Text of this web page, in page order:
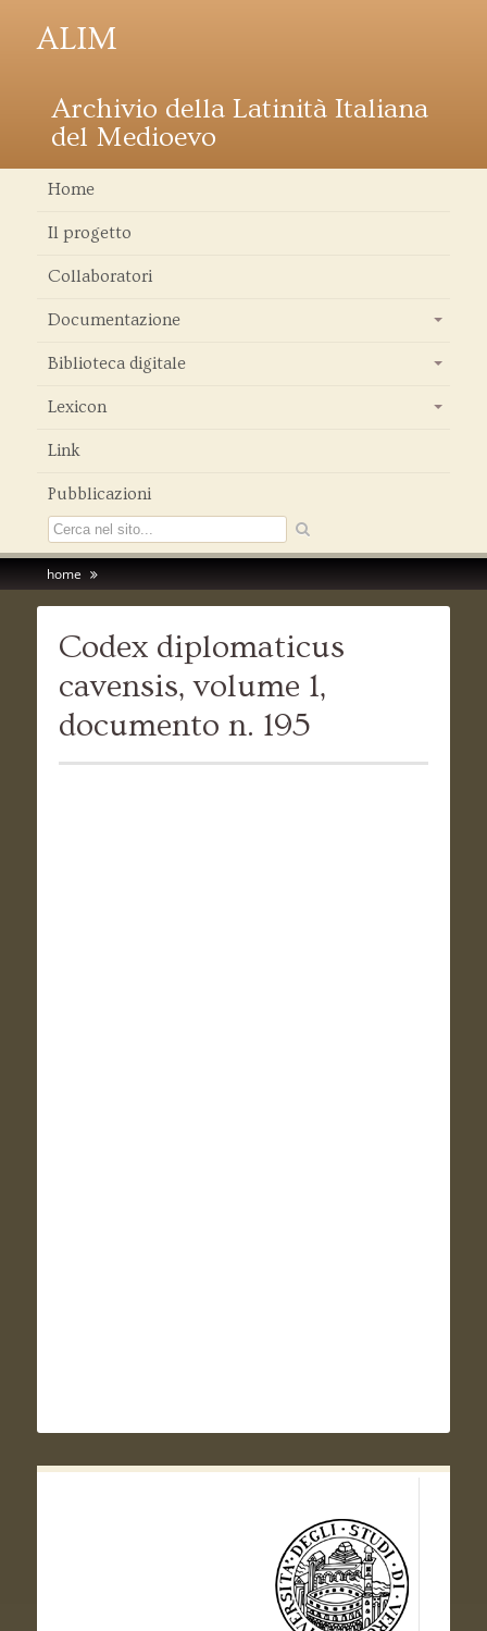
ALIM
Archivio della Latinità Italiana
del Medioevo
Home
Il progetto
Collaboratori
Documentazione
Biblioteca digitale
Lexicon
Link
Pubblicazioni
home
Codex diplomaticus
cavensis, volume 1,
documento n. 195